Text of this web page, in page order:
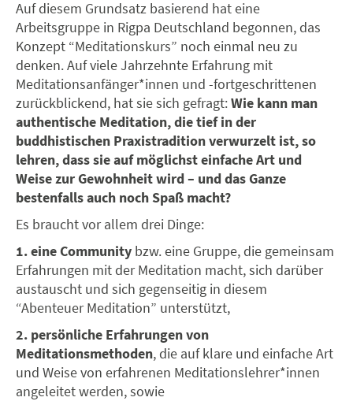
Auf diesem Grundsatz basierend hat eine
Arbeitsgruppe in Rigpa Deutschland begonnen, das
Konzept “Meditationskurs” noch einmal neu zu
denken. Auf viele Jahrzehnte Erfahrung mit
Meditationsanfänger*innen und -fortgeschrittenen
zurückblickend, hat sie sich gefragt:Wie kann man
authentische Meditation, die tief in der
buddhistischen Praxistradition verwurzelt ist, so
lehren, dass sie auf möglichst einfache Art und
Weise zur Gewohnheit wird – und das Ganze
bestenfalls auch noch Spaß macht?
Es braucht vor allem drei Dinge:
1. eine Community bzw. eine Gruppe, die gemeinsam
Erfahrungen mit der Meditation macht, sich darüber
austauscht und sich gegenseitig in diesem
“Abenteuer Meditation” unterstützt,
2. persönliche Erfahrungen von
Meditationsmethoden, die auf klare und einfache Art
und Weise von erfahrenen Meditationslehrer*innen
angeleitet werden, sowie